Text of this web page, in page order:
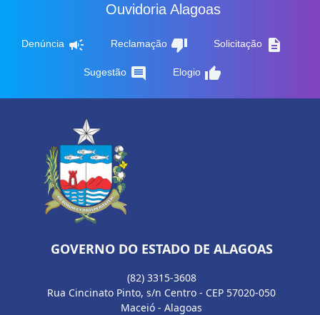
Ouvidoria Alagoas
Denúncia campaign Reclamação thumb_down Solicitação description
Sugestão comment Elogio thumb_up
GOVERNO DO ESTADO DE ALAGOAS
(82) 3315-3608
Rua Cincinato Pinto, s/n Centro - CEP 57020-050
Maceió - Alagoas